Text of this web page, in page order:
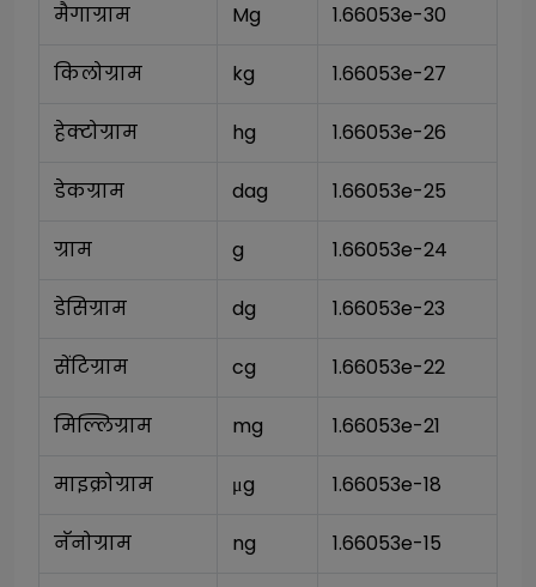
मैगाग्राम Mg 1.66053e-30
किलोग्राम kg 1.66053e-27
हेक्टोग्राम hg 1.66053e-26
डेकग्राम dag 1.66053e-25
ग्राम g 1.66053e-24
डेसिग्राम dg 1.66053e-23
सेंटिग्राम cg 1.66053e-22
मिल्लिग्राम mg 1.66053e-21
माइक्रोग्राम μg 1.66053e-18
नॅनोग्राम ng 1.66053e-15